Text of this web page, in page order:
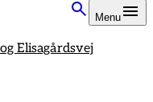
Menu
Elisagårdsvej